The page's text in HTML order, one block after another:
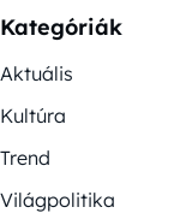
Kategóriák
Aktuális
Kultúra
Trend
Világpolitika